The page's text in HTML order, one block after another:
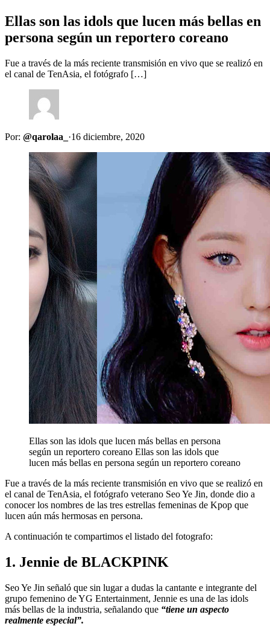
Ellas son las idols que lucen más bellas en
persona según un reportero coreano
Fue a través de la más reciente transmisión en vivo que se realizó en
el canal de TenAsia, el fotógrafo […]
Por: @qarolaa_ ·16 diciembre, 2020
Ellas son las idols que lucen más bellas en persona
según un reportero coreano Ellas son las idols que
lucen más bellas en persona según un reportero coreano
Fue a través de la más reciente transmisión en vivo que se realizó en
el canal de TenAsia, el fotógrafo veterano Seo Ye Jin, donde dio a
conocer los nombres de las tres estrellas femeninas de Kpop que
lucen aún más hermosas en persona.
A continuación te compartimos el listado del fotografo:
1. Jennie de BLACKPINK
Seo Ye Jin señaló que sin lugar a dudas la cantante e integrante del
grupo femenino de YG Entertainment, Jennie es una de las idols
más bellas de la industria, señalando que “tiene un aspecto
realmente especial”.